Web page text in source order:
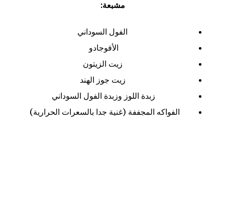
مشبعة:
الفول السوداني
الأفوجادو
زيت الزيتون
زيت جوز الهند
زبدة اللوز وزبدة الفول السوداني
الفواكه المجففة (غنية جدا بالسعرات الحرارية)